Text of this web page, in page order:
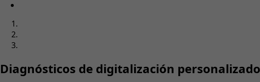
Diagnósticos de digitalización